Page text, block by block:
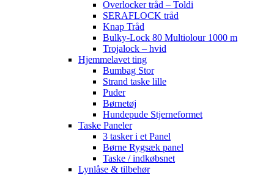
Overlocker tråd – Toldi
SERAFLOCK tråd
Knap Tråd
Bulky-Lock 80 Multiolour 1000 m
Trojalock – hvid
Hjemmelavet ting
Bumbag Stor
Strand taske lille
Puder
Børnetøj
Hundepude Stjerneformet
Taske Paneler
3 tasker i et Panel
Børne Rygsæk panel
Taske / indkøbsnet
Lynlåse & tilbehør